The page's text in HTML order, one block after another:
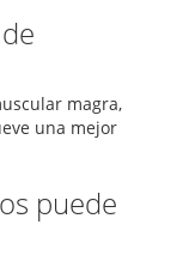
magra,
una mejor
puede